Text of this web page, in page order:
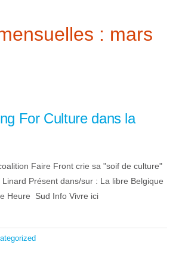
: mars
For Culture dans la
Faire Front crie sa "soif de culture"
Présent dans/sur : La libre Belgique
Heure Sud Info Vivre ici